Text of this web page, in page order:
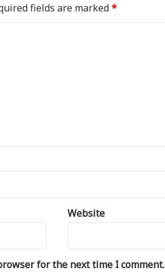
fields are marked*
Website
for the next time I comment.